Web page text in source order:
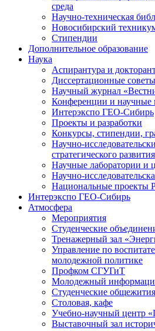
среда
Научно-техническая
Новосибирский
Стипендии
Дополнительное образование
Наука
Аспирантура и
Диссертационные советы
Научный журнал
Конференции и научные
Интерэкспо ГЕО-Сибирь
Проекты и разработки
Конкурсы, стипендии,
Научно-
стратегического развития
Научные лаборатории и
Научно-
Национальные проекты
Интерэкспо ГЕО-Сибирь
Атмосфера
Мероприятия
Студенческие
Тренажерный зал
Управление по
молодежной политике
Профком СГУГиТ
Молодежный
Студенческие общежития
Столовая, кафе
Учебно-научный центр
Выставочный зал